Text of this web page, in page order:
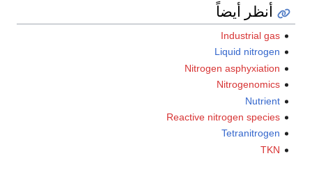
أنظر أيضاً
Industrial gas
Liquid nitrogen
Nitrogen asphyxiation
Nitrogenomics
Nutrient
Reactive nitrogen species
Tetranitrogen
TKN